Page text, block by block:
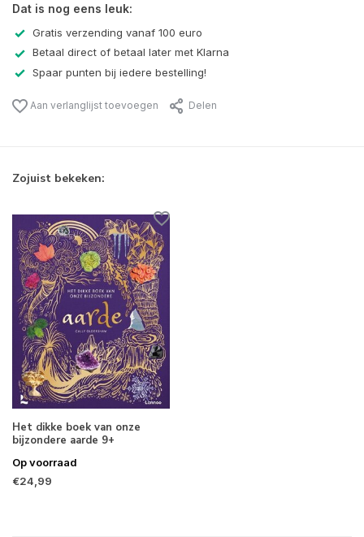
Dat is nog eens leuk:
Gratis verzending vanaf 100 euro
Betaal direct of betaal later met Klarna
Spaar punten bij iedere bestelling!
Aan verlanglijst toevoegen Delen
Zojuist bekeken:
Het dikke boek van onze
bijzondere aarde 9+
Op voorraad
€24,99